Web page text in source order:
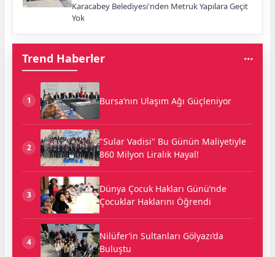
Karacabey Belediyesi'nden Metruk Yapılara Geçit
Yok
Trend Haberler
1 Bursa’nın Ulaşım Ağı Güçleniyor
2
"Sular Vadisi" Bu Günün Maliyetiyle
860 Milyon Liralık Hayal!
3
Dünya Çocuk Hakları Günü’nde
Çocuklar Haklarını Öğrendi
4
Nilüfer’in Sultanları Gölyazı’da
Buluştu